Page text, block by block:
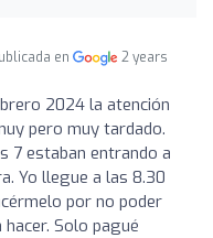
en
2 years
2024 la atención
pero muy tardado.
7 estaban entrando a
Yo llegue a las 8.30
por no poder
hacer. Solo pagué